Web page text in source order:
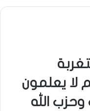
لا يعلمون
وحزب الله